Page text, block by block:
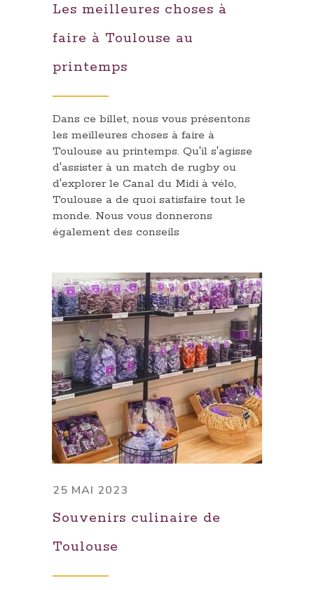
Les meilleures choses à
faire à Toulouse au
printemps
Dans ce billet, nous vous présentons
les meilleures choses à faire à
Toulouse au printemps. Qu'il s'agisse
d'assister à un match de rugby ou
d'explorer le Canal du Midi à vélo,
Toulouse a de quoi satisfaire tout le
monde. Nous vous donnerons
également des conseils
25 MAI 2023
Souvenirs culinaire de
Toulouse